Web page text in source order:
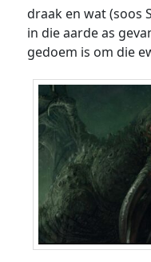
draak en wat (soos
in die aarde as
gedoem is om die